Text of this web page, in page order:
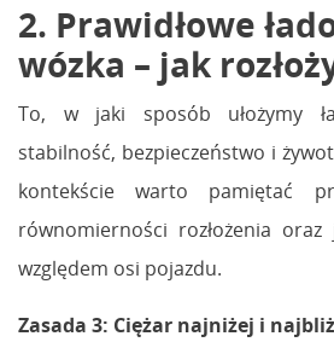
2. Prawidłowe
wózka – jak
To, w jaki sposób ułożymy
stabilność, bezpieczeństwo i
kontekście warto pamiętać
równomierności rozłożenia oraz
względem osi pojazdu.
Zasada 3: Ciężar najniżej i